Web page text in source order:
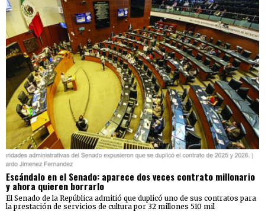
Escándalo en el Senado: aparece dos veces contrato millonario
y ahora quieren borrarlo
El Senado de la República admitió que duplicó uno de sus contratos para
la prestación de servicios de cultura por 32 millones 510 mil